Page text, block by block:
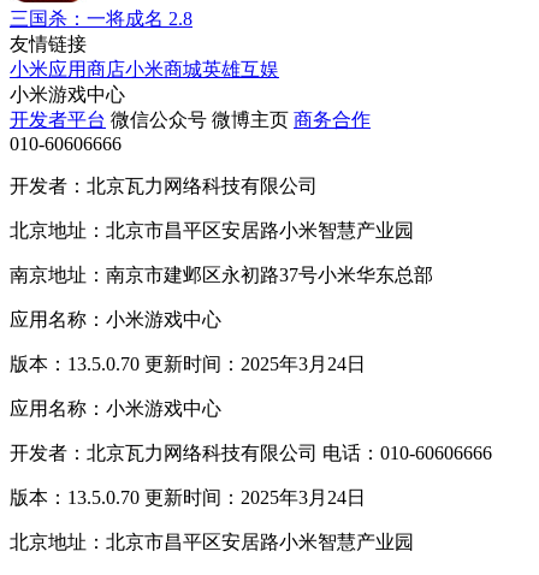
三国杀：一将成名 2.8
友情链接
小米应用商店小米商城英雄互娱
小米游戏中心
开发者平台 微信公众号 微博主页 商务合作
010-60606666
开发者：北京瓦力网络科技有限公司
北京地址：北京市昌平区安居路小米智慧产业园
南京地址：南京市建邺区永初路37号小米华东总部
应用名称：小米游戏中心
版本：13.5.0.70 更新时间：2025年3月24日
应用名称：小米游戏中心
开发者：北京瓦力网络科技有限公司 电话：010-60606666
版本：13.5.0.70 更新时间：2025年3月24日
北京地址：北京市昌平区安居路小米智慧产业园